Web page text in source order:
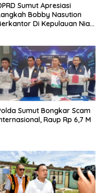
Sumut Apresiasi
Bobby Nasution
Di Kepulauan Nias,
Sumut Bongkar Scam
Raup Rp 6,7 M